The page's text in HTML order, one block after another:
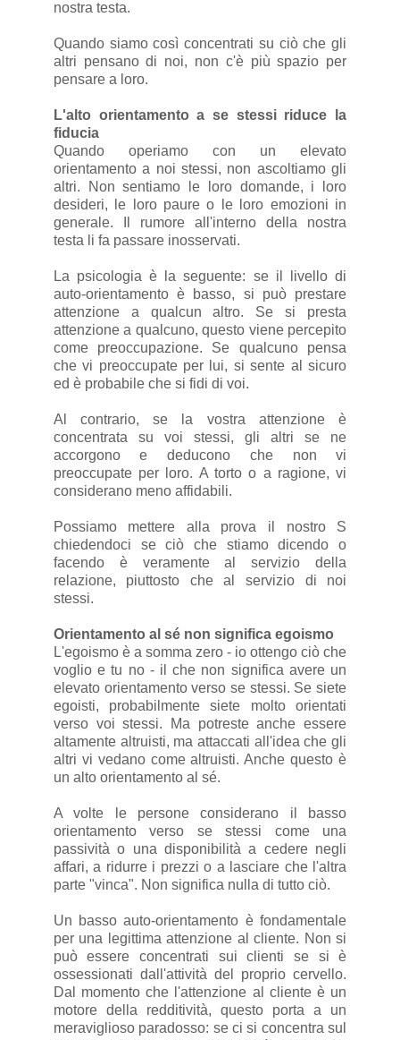
nostra testa.
Quando siamo così concentrati su ciò che gli
altri pensano di noi, non c'è più spazio per
pensare a loro.
L'alto orientamento a se stessi riduce la
fiducia
Quando operiamo con un elevato
orientamento a noi stessi, non ascoltiamo gli
altri. Non sentiamo le loro domande, i loro
desideri, le loro paure o le loro emozioni in
generale. Il rumore all'interno della nostra
testa li fa passare inosservati.
La psicologia è la seguente: se il livello di
auto-orientamento è basso, si può prestare
attenzione a qualcun altro. Se si presta
attenzione a qualcuno, questo viene percepito
come preoccupazione. Se qualcuno pensa
che vi preoccupate per lui, si sente al sicuro
ed è probabile che si fidi di voi.
Al contrario, se la vostra attenzione è
concentrata su voi stessi, gli altri se ne
accorgono e deducono che non vi
preoccupate per loro. A torto o a ragione, vi
considerano meno affidabili.
Possiamo mettere alla prova il nostro S
chiedendoci se ciò che stiamo dicendo o
facendo è veramente al servizio della
relazione, piuttosto che al servizio di noi
stessi.
Orientamento al sé non significa egoismo
L'egoismo è a somma zero - io ottengo ciò che
voglio e tu no - il che non significa avere un
elevato orientamento verso se stessi. Se siete
egoisti, probabilmente siete molto orientati
verso voi stessi. Ma potreste anche essere
altamente altruisti, ma attaccati all'idea che gli
altri vi vedano come altruisti. Anche questo è
un alto orientamento al sé.
A volte le persone considerano il basso
orientamento verso se stessi come una
passività o una disponibilità a cedere negli
affari, a ridurre i prezzi o a lasciare che l'altra
parte "vinca". Non significa nulla di tutto ciò.
Un basso auto-orientamento è fondamentale
per una legittima attenzione al cliente. Non si
può essere concentrati sui clienti se si è
ossessionati dall'attività del proprio cervello.
Dal momento che l'attenzione al cliente è un
motore della redditività, questo porta a un
meraviglioso paradosso: se ci si concentra sul